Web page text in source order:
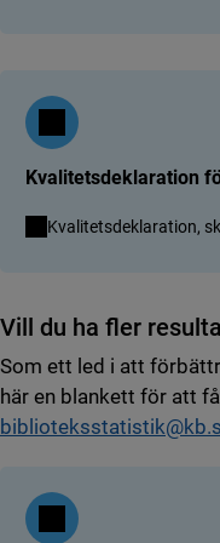
Kvalitetsdeklaration
Kvalitetsdeklaration,
Vill du ha fler
Som ett led i att
här en blankett för att